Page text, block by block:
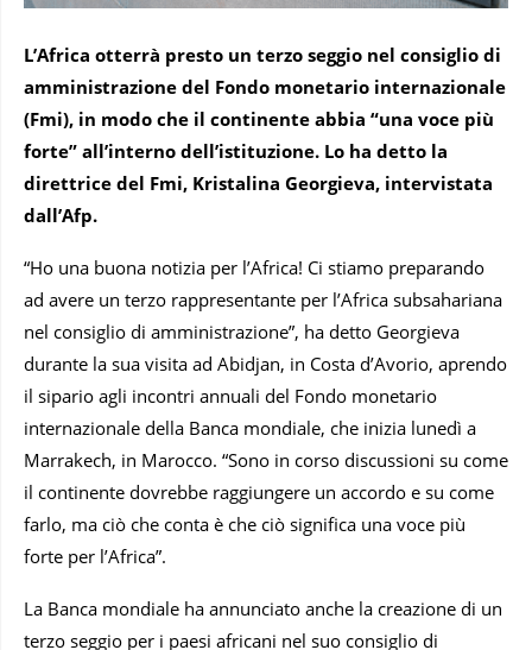
L’Africa otterrà presto un terzo seggio nel consiglio di
amministrazione del Fondo monetario internazionale
(Fmi), in modo che il continente abbia “una voce più
forte” all’interno dell’istituzione. Lo ha detto la
direttrice del Fmi, Kristalina Georgieva, intervistata
dall’Afp.
“Ho una buona notizia per l’Africa! Ci stiamo preparando
ad avere un terzo rappresentante per l’Africa subsahariana
nel consiglio di amministrazione”, ha detto Georgieva
durante la sua visita ad Abidjan, in Costa d’Avorio, aprendo
il sipario agli incontri annuali del Fondo monetario
internazionale della Banca mondiale, che inizia lunedì a
Marrakech, in Marocco. “Sono in corso discussioni su come
il continente dovrebbe raggiungere un accordo e su come
farlo, ma ciò che conta è che ciò significa una voce più
forte per l’Africa”.
La Banca mondiale ha annunciato anche la creazione di un
terzo seggio per i paesi africani nel suo consiglio di